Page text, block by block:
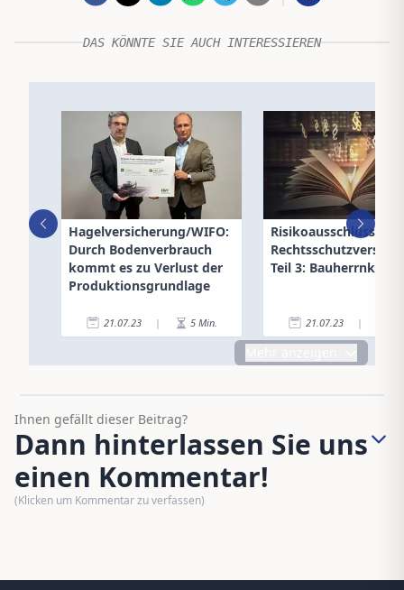
DAS KÖNNTE SIE AUCH INTERESSIEREN
Hagelversicherung/WIFO:
Durch Bodenverbrauch
kommt es zu Verlust der
Produktionsgrundlage
21.07.23 | 5 Min.
Risikoausschlüsse in
Teil 3:
21.07.23 |
Ihnen gefällt dieser Beitrag?
Dann hinterlassen Sie uns
einen Kommentar!
(Klicken um Kommentar zu verfassen)